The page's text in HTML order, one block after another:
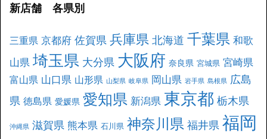
新店舗 各県別
三重県 京都府 佐賀県 兵庫県 北海道 千葉県 和歌
山県 埼玉県 大分県 大阪府 奈良県 宮城県 宮崎県
富山県 山口県 山形県 山梨県 岐阜県 岡山県 岩手県 島根県 広島
県 徳島県 愛媛県 愛知県 新潟県 東京都 栃木県
沖縄県 滋賀県 熊本県 石川県 神奈川県 福井県 福岡